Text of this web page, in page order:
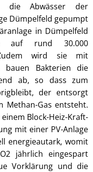
die Abwässer der
Dümpelfeld gepumpt
in Dümpelfeld
auf rund 30.000
wird sie mit
bauen Bakterien die
ab, so dass zum
der entsorgt
Methan-Gas entsteht.
Block-Heiz-Kraft-
mit einer PV-Anlage
energieautark, womit
jährlich eingespart
Vorklärung und die